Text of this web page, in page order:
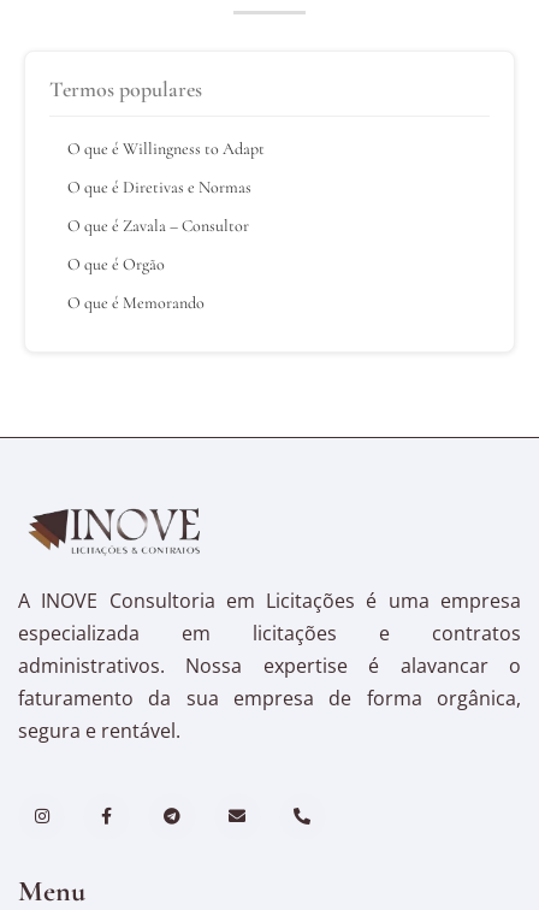
Termos populares
O que é Willingness to Adapt
O que é Diretivas e Normas
O que é Zavala – Consultor
O que é Orgão
O que é Memorando
A INOVE Consultoria em Licitações é uma empresa
especializada em licitações e contratos
administrativos. Nossa expertise é alavancar o
faturamento da sua empresa de forma orgânica,
segura e rentável.
Menu